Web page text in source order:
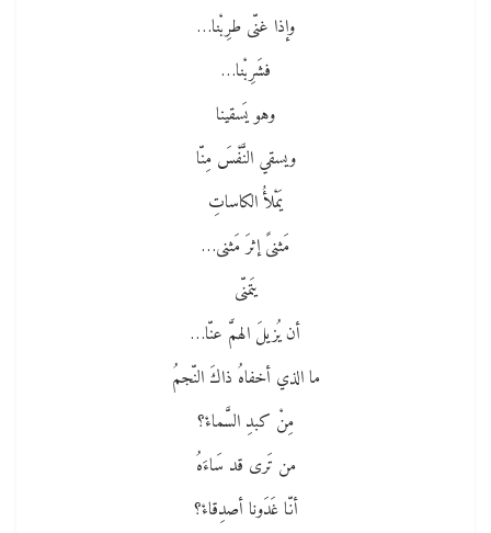
وإذا غنّى طرِبْنا…
فشَرِبْنا…
وهو يَسقينا
ويسقي النَّفْسَ مِنّا
يَمْلأُ الكاساتِ
مَثنىً إثرَ مَثنى…
يتَمنّى
أن يُزيلَ الهمَّ عنّا…
ما الذي أخفاهُ ذاكَ النّجمُ
مِنْ كبدِ السَّماءْ؟
من تَرى قد سَاءَهُ
أنّا غَدَونا أصدِقاءْ؟